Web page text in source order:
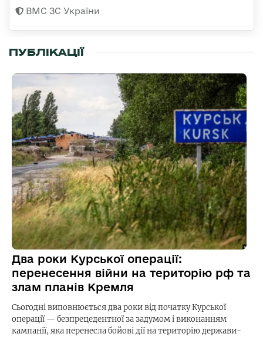
ВМС ЗС України
ПУБЛІКАЦІЇ
Два роки Курської операції:
перенесення війни на територію рф та
злам планів Кремля
Сьогодні виповнюється два роки від початку Курської
операції — безпрецедентної за задумом і виконанням
кампанії, яка перенесла бойові дії на територію держави-